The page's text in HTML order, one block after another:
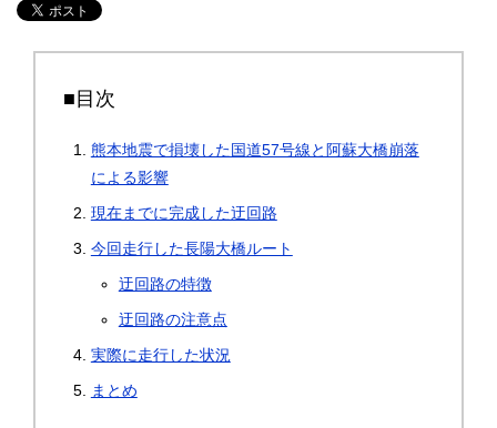
■目次
熊本地震で損壊した国道57号線と阿蘇大橋崩落
による影響
現在までに完成した迂回路
今回走行した長陽大橋ルート
迂回路の特徴
迂回路の注意点
実際に走行した状況
まとめ